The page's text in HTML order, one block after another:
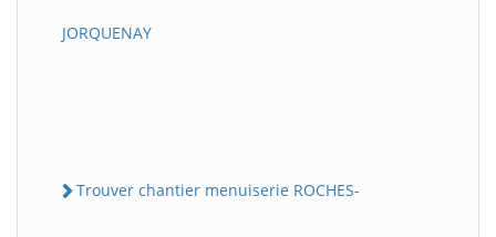
JORQUENAY
Trouver chantier menuiserie ROCHES-